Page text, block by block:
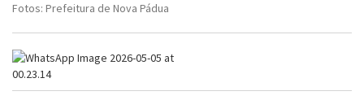
Fotos: Prefeitura de Nova Pádua